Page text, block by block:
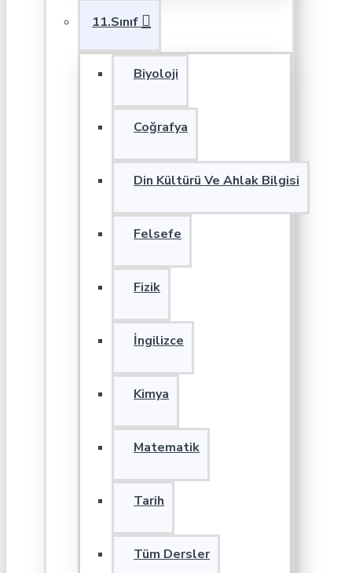
11.Sınıf
Biyoloji
Coğrafya
Din Kültürü Ve Ahlak Bilgisi
Felsefe
Fizik
İngilizce
Kimya
Matematik
Tarih
Tüm Dersler